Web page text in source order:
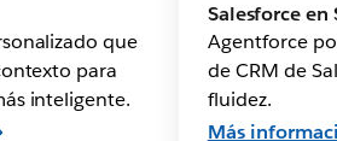
que
para
inteligente.
Salesforce en
Agentforce
de CRM de
fluidez.
Más